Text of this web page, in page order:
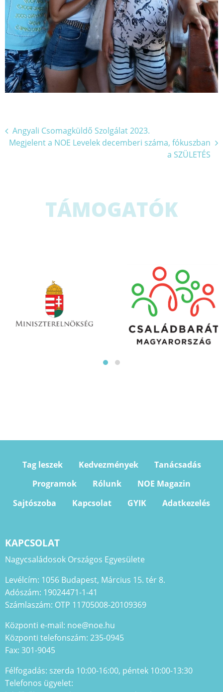
Bejegyzés
navigáció
Angyali Csomagküldő Szolgálat 2023.
Megjelent a NOE Levelek decemberi száma, fókuszban
a SZÜLETÉS
TÁMOGATÓK
Tag leszek Kedvezmények
Tanácsadás
Programok
Rólunk
NOE Magazin
Sajtószoba
Kapcsolat GYIK Adatkezelés
KAPCSOLAT
Nagycsaládosok Országos Egyesülete
Levélcím: 1056 Budapest, Március 15. tér 8.
Adószám: 19024471-1-41
Számlaszám: OTP 11705008-20109369
Központi e-mail: noe@noe.hu
Központi telefonszám: 235-0945
Fax: 301-9045
Félfogadás: szerda 10:00-16:00, péntek 10:00-13:30
Telefonos ügyelet: